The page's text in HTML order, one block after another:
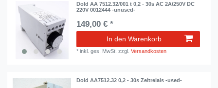
Dold AA 7512.32/001 t 0,2 - 30s AC 2A/250V DC
220V 0012444 -unused-
149,00 € *
In den Warenkorb
*inkl. ges. MwSt. zzgl.Versandkosten
Dold AA7512.32 0,2 - 30s Zeitrelais -used-